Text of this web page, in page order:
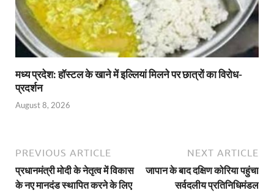
मध्य प्रदेश: हॉस्टल के खाने में इल्लियां मिलने पर छात्रों का विरोध-
प्रदर्शन
August 8, 2026
PREVIOUS ARTICLE
प्रधानमंत्री मोदी के नेतृत्व में विकास
के नए मानदंड स्थापित करने के लिए
NEXT ARTICLE
जापान के बाद दक्षिण कोरिया पहुंचा
सर्वदलीय प्रतिनिधिमंडल